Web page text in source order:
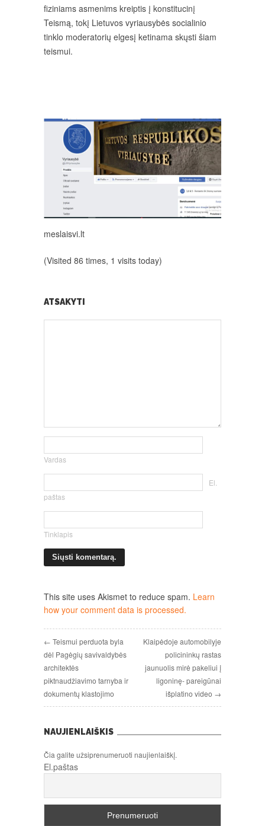
fiziniams asmenims kreiptis į konstitucinį
Teismą, tokį Lietuvos vyriausybės socialinio
tinklo moderatorių elgesį ketinama skųsti šiam
teismui.
meslaisvi.lt
(Visited 86 times, 1 visits today)
ATSAKYTI
Vardas
El.
paštas
Tinklapis
This site uses Akismet to reduce spam. Learn
how your comment data is processed.
← Teismui perduota byla
dėl Pagėgių savivaldybės
architektės
piktnaudžiavimo tarnyba ir
dokumentų klastojimo
Klaipėdoje automobilyje
policininkų rastas
jaunuolis mirė pakeliui į
ligoninę- pareigūnai
išplatino video →
NAUJIENLAIŠKIS
Čia galite užsiprenumeruoti naujienlaiškį.
El.paštas